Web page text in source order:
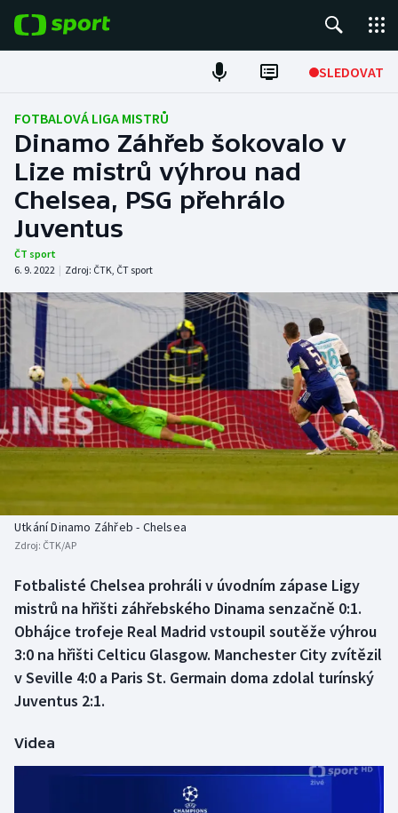
SLEDOVAT
Fotbal
Hokej
Tenis
Atletika
DALŠÍ SPORTY
Americký fotbal
Baseball a softbal
Basketbal
Boby a skeleton
Box
Curling
Florbal
Futsal
NEPŘEHLÉDNĚTE
Soutěže
Historické návraty
AZ kvíz
FOTBALOVÁ LIGA MISTRŮ
Dinamo Záhřeb šokovalo v
Lize mistrů výhrou nad
Chelsea, PSG přehrálo
Juventus
ČT sport
6. 9. 2022 | Zdroj: ČTK, ČT sport
Utkání Dinamo Záhřeb - Chelsea
Zdroj: ČTK/AP
Fotbalisté Chelsea prohráli v úvodním zápase Ligy
mistrů na hřišti záhřebského Dinama senzačně 0:1.
Obhájce trofeje Real Madrid vstoupil soutěže výhrou
3:0 na hřišti Celticu Glasgow. Manchester City zvítězil
v Seville 4:0 a Paris St. Germain doma zdolal turínský
Juventus 2:1.
Videa